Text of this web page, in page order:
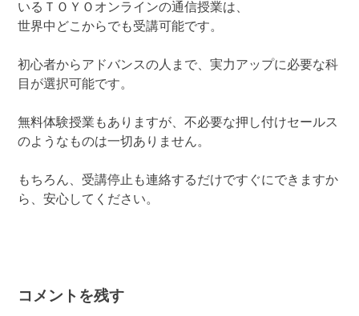
いるＴＯＹＯオンラインの通信授業は、
世界中どこからでも受講可能です。
初心者からアドバンスの人まで、実力アップに必要な科
目が選択可能です。
無料体験授業もありますが、不必要な押し付けセールス
のようなものは一切ありません。
もちろん、受講停止も連絡するだけですぐにできますか
ら、安心してください。
コメントを残す